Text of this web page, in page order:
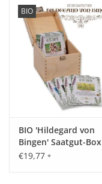
Juli
August
September
Oktober
November
Dezember
Mai
Juni
Juli
August
September
Oktober
November
Dezember
BIO
BIO 'Hildegard von
Bingen' Saatgut-Box
€19,77 *